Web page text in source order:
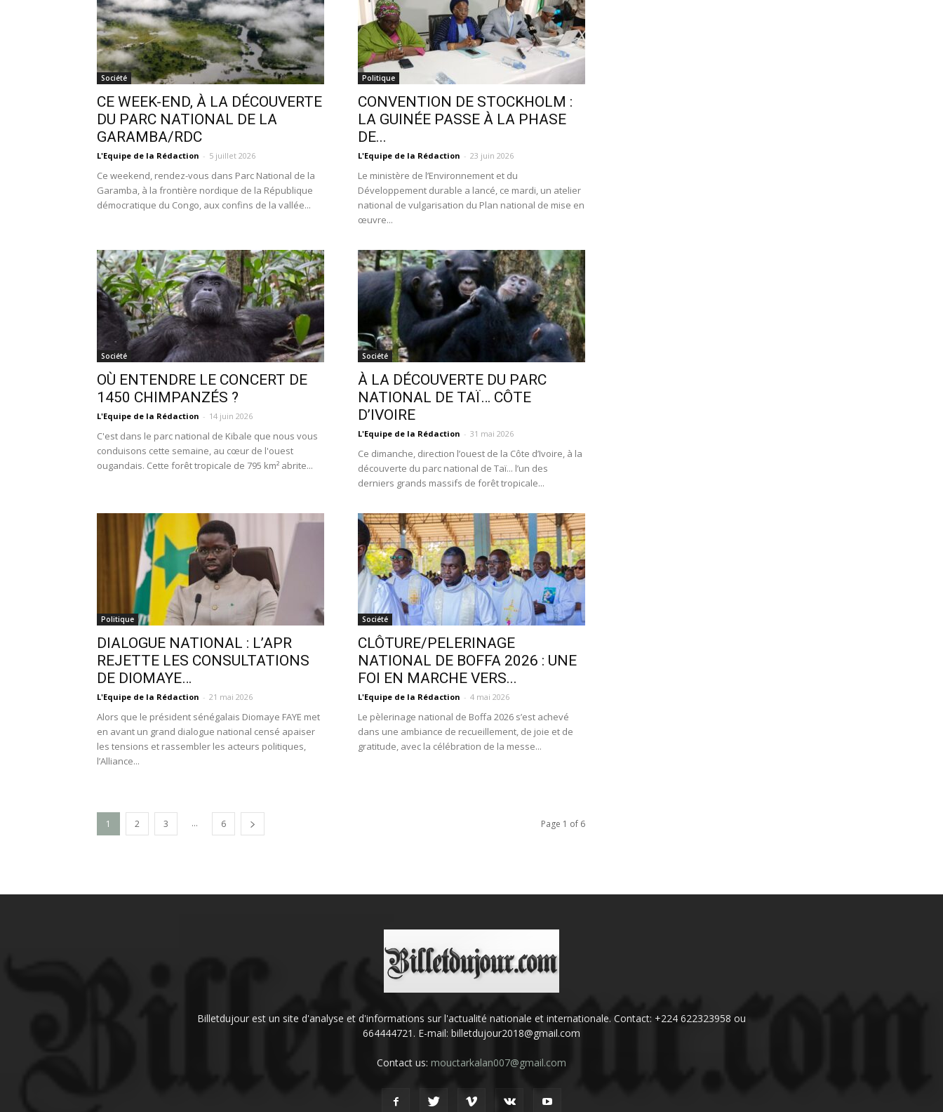
Société
CE WEEK-END, À LA DÉCOUVERTE
DU PARC NATIONAL DE LA
GARAMBA/RDC
L'Equipe de la Rédaction - 5 juillet 2026
Ce weekend, rendez-vous dans Parc National de la
Garamba, à la frontière nordique de la République
démocratique du Congo, aux confins de la vallée...
Politique
CONVENTION DE STOCKHOLM :
LA GUINÉE PASSE À LA PHASE
DE...
L'Equipe de la Rédaction - 23 juin 2026
Le ministère de l’Environnement et du
Développement durable a lancé, ce mardi, un atelier
national de vulgarisation du Plan national de mise en
œuvre...
Société
OÙ ENTENDRE LE CONCERT DE
1450 CHIMPANZÉS ?
L'Equipe de la Rédaction - 14 juin 2026
C'est dans le parc national de Kibale que nous vous
conduisons cette semaine, au cœur de l'ouest
ougandais. Cette forêt tropicale de 795 km² abrite...
Société
À LA DÉCOUVERTE DU PARC
NATIONAL DE TAÏ… CÔTE
D’IVOIRE
L'Equipe de la Rédaction - 31 mai 2026
Ce dimanche, direction l’ouest de la Côte d’Ivoire, à la
découverte du parc national de Taï... l’un des
derniers grands massifs de forêt tropicale...
Politique
DIALOGUE NATIONAL : L’APR
REJETTE LES CONSULTATIONS
DE DIOMAYE…
L'Equipe de la Rédaction - 21 mai 2026
Alors que le président sénégalais Diomaye FAYE met
en avant un grand dialogue national censé apaiser
les tensions et rassembler les acteurs politiques,
l’Alliance...
Société
CLÔTURE/PELERINAGE
NATIONAL DE BOFFA 2026 : UNE
FOI EN MARCHE VERS...
L'Equipe de la Rédaction - 4 mai 2026
Le pèlerinage national de Boffa 2026 s’est achevé
dans une ambiance de recueillement, de joie et de
gratitude, avec la célébration de la messe...
1 2 3 ... 6 Page 1 of 6
Billetdujour est un site d'analyse et d'informations sur l'actualité nationale et internationale. Contact: +224 622323958 ou
664444721. E-mail: billetdujour2018@gmail.com
Contact us: mouctarkalan007@gmail.com